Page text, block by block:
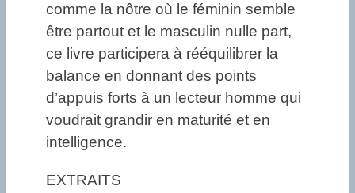
comme la nôtre où le féminin semble
être partout et le masculin nulle part,
ce livre participera à rééquilibrer la
balance en donnant des points
d’appuis forts à un lecteur homme qui
voudrait grandir en maturité et en
intelligence.
EXTRAITS